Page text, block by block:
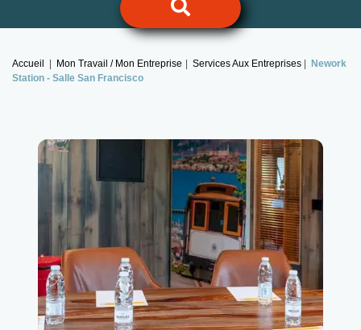
Accueil Mon Travail / Mon Entreprise Services Aux Entreprises
Nework
Station - Salle San Francisco